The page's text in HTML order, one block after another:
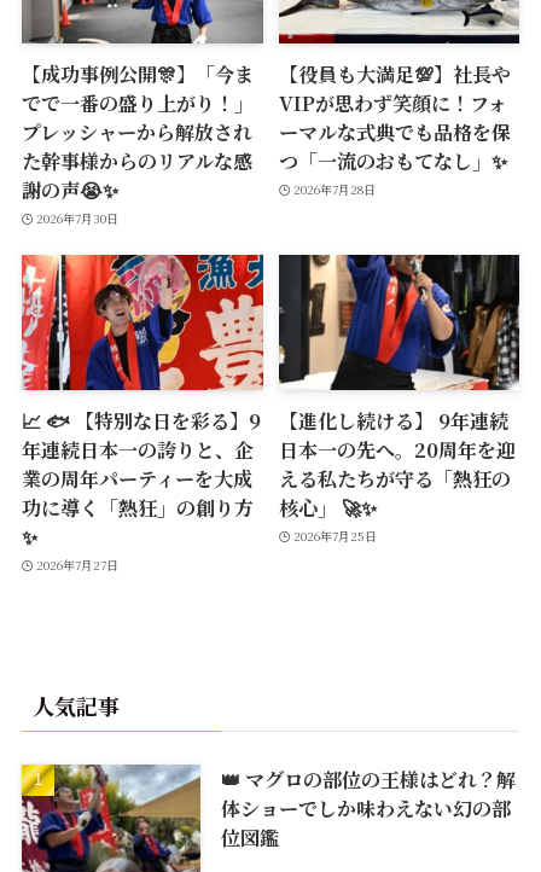
【成功事例公開🎊】「今ま
でで一番の盛り上がり！」
プレッシャーから解放され
た幹事様からのリアルな感
謝の声😭✨
2026年7月30日
【役員も大満足💯】社長や
VIPが思わず笑顔に！フォ
ーマルな式典でも品格を保
つ「一流のおもてなし」✨
2026年7月28日
📈 🐟 【特別な日を彩る】9
年連続日本一の誇りと、企
業の周年パーティーを大成
功に導く「熱狂」の創り方
✨
2026年7月27日
【進化し続ける】 9年連続
日本一の先へ。20周年を迎
える私たちが守る「熱狂の
核心」 🚀✨
2026年7月25日
人気記事
👑 マグロの部位の王様はどれ？解
体ショーでしか味わえない幻の部
位図鑑